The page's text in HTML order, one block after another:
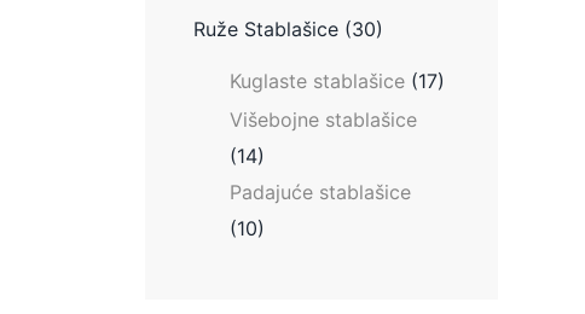
Ruže Stablašice (30)
Kuglaste stablašice (17)
Višebojne stablašice
(14)
Padajuće stablašice
(10)